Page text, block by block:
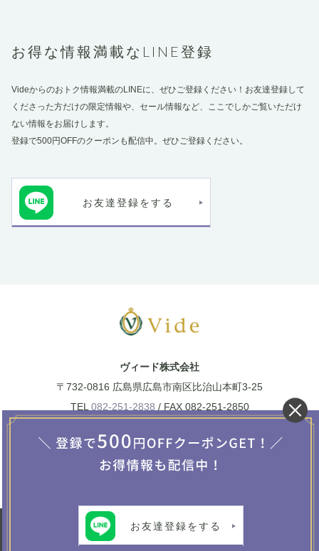
お得な情報満載なLINE登録
Videからのおトク情報満載のLINEに、ぜひご登録ください！お友達登録して
くださった方だけの限定情報や、セール情報など、ここでしかご覧いただけ
ない情報をお届けします。
登録で500円OFFのクーポンも配信中。ぜひご登録ください。
お友達登録をする
ヴィード株式会社
〒732-0816 広島県広島市南区比治山本町3-25
TEL 082-251-2838 / FAX 082-251-2850
広島で直輸入レースカーテン／ヨーロッパ家具／
アンティーク家具など直輸入インテリアによるト
ータルコーディネートを手がけるVide
Copyright 2019 Vide Co., Ltd. All Rights Reserved.
お友達登録をする